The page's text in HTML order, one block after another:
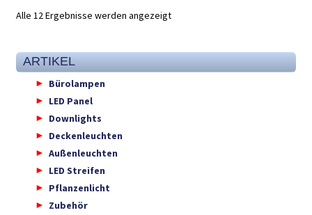
Alle 12 Ergebnisse werden angezeigt
ARTIKEL
Bürolampen
LED Panel
Downlights
Deckenleuchten
Außenleuchten
LED Streifen
Pflanzenlicht
Zubehör